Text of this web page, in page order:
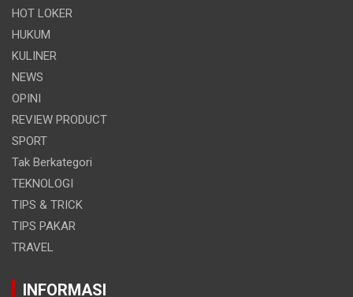
HOT LOKER
HUKUM
KULINER
NEWS
OPINI
REVIEW PRODUCT
SPORT
Tak Berkategori
TEKNOLOGI
TIPS & TRICK
TIPS PAKAR
TRAVEL
INFORMASI